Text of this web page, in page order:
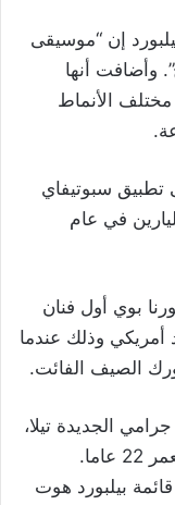
إن “موسيقى
وأضافت أنها
الأنماط
تطبيق سبوتيفاي
2022 مقابل مليارين في عام
بوي أول فنان
أمريكي وذلك عندما
الصيف الفائت.
الجديدة تيلا،
وهي مغنية من جنوب أفريقيا تبلغ من العمر 22 عاما.
بيلبورد هوت